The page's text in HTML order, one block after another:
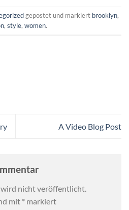
gepostet und markiert brooklyn,
, style, women.
A Video Blog Post
nicht veröffentlicht.
mit * markiert